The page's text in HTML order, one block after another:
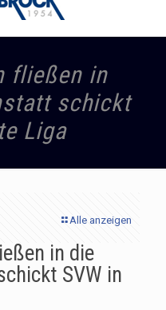
fließen in
schickt
Liga
Alle anzeigen
in die
SVW in